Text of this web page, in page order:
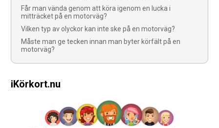
Får man vända genom att köra igenom en lucka i
mitträcket på en motorväg?
Vilken typ av olyckor kan inte ske på en motorväg?
Måste man ge tecken innan man byter körfält på en
motorväg?
iKörkort.nu